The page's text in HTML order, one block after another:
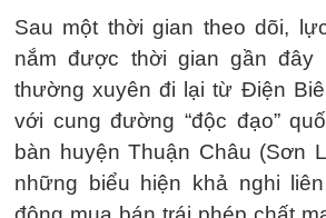
Sau một thời gian theo dõi,
nắm được thời gian gần đây
thường xuyên đi lại từ Điện
với cung đường “độc đạo”
bàn huyện Thuận Châu (Sơn
những biểu hiện khả nghi